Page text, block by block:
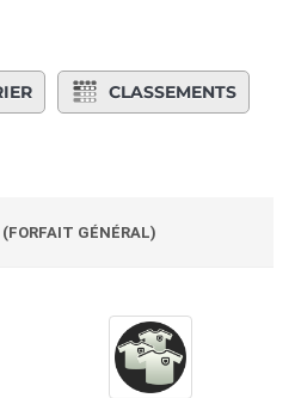
CLASSEMENTS
GÉNÉRAL)